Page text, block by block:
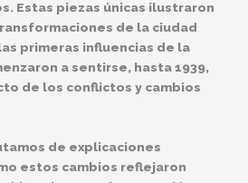
Estas piezas únicas ilustraron
de la ciudad
primeras influencias de la
a sentirse, hasta 1939,
de los conflictos y cambios
de explicaciones
estos cambios reflejaron